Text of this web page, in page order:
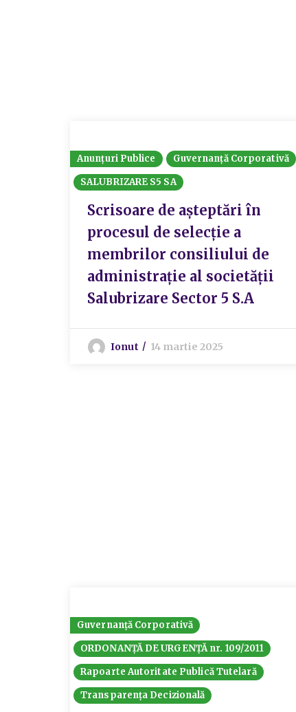
Anunțuri Publice
Guvernanță Corporativă
SALUBRIZARE S5 SA
Scrisoare de așteptări în
procesul de selecție a
membrilor consiliului de
administrație al societății
Salubrizare Sector 5 S.A
Ionut 14 martie 2025
Guvernanță Corporativă
ORDONANȚĂ DE URGENȚĂ nr. 109/2011
Rapoarte Autoritate Publică Tutelară
Transparența Decizională